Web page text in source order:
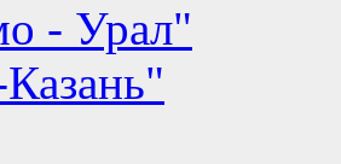
- Урал"